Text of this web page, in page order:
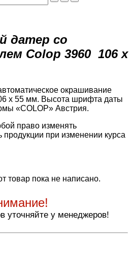
датер со
Colop 3960 106 х
окрашивание
х 55 мм. Высота шрифта даты
«COLOP» Австрия.
право изменять
при изменении курса
товар пока не написано.
уточняйте у менеджеров!